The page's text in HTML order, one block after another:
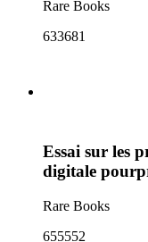
Rare Books
633681
Essai sur les
digitale
Rare Books
655552